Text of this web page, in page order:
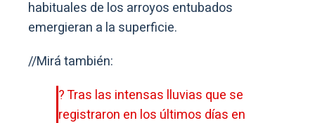
habituales de los arroyos entubados
emergieran a la superficie.
//Mirá también:
? Tras las intensas lluvias que se
registraron en los últimos días en